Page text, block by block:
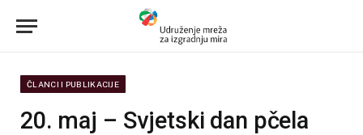
ČLANCI I PUBLIKACIJE
20. maj – Svjetski dan pčela